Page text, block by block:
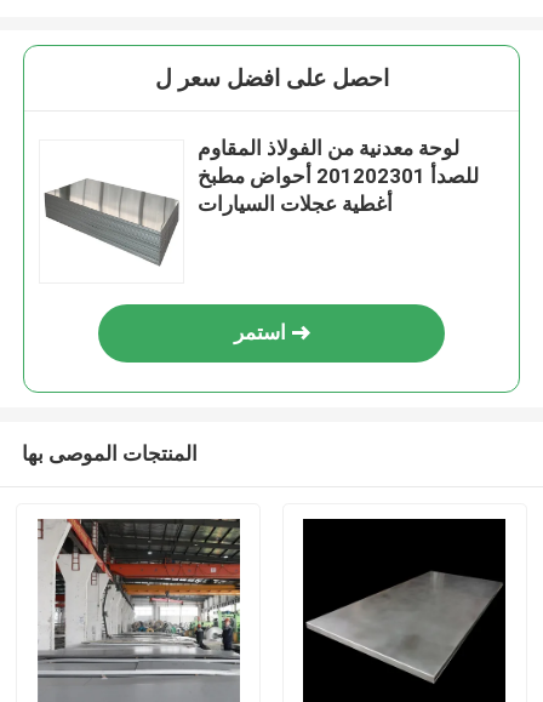
احصل على افضل سعر ل
لوحة معدنية من الفولاذ المقاوم
للصدأ 201202301 أحواض مطبخ
أغطية عجلات السيارات
استمر
المنتجات الموصى بها